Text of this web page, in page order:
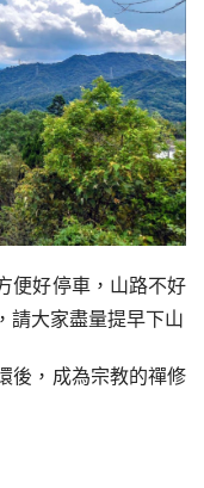
便好停車，山路不好
請大家盡量提早下山
後，成為宗教的禪修